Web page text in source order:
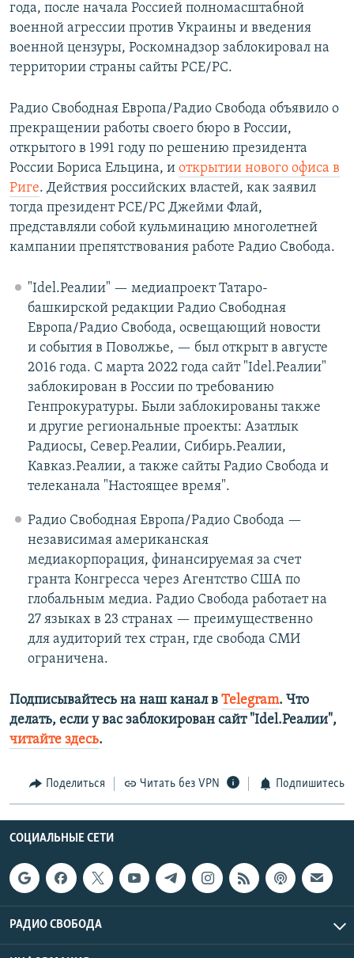
года, после начала Россией полномасштабной
военной агрессии против Украины и введения
военной цензуры, Роскомнадзор заблокировал на
территории страны сайты РСЕ/РС.
Радио Свободная Европа/Радио Свобода объявило о
прекращении работы своего бюро в России,
открытого в 1991 году по решению президента
России Бориса Ельцина, и открытии нового офиса в
Риге. Действия российских властей, как заявил
тогда президент РСЕ/РС Джейми Флай,
представляли собой кульминацию многолетней
кампании препятствования работе Радио Свобода.
"Idel.Реалии" — медиапроект Татаро-
башкирской редакции Радио Свободная
Европа/Радио Свобода, освещающий новости
и события в Поволжье, — был открыт в августе
2016 года. С марта 2022 года сайт "Idel.Реалии"
заблокирован в России по требованию
Генпрокуратуры. Были заблокированы также
и другие региональные проекты: Азатлык
Радиосы, Север.Реалии, Сибирь.Реалии,
Кавказ.Реалии, а также сайты Радио Свобода и
телеканала "Настоящее время".
Радио Свободная Европа/Радио Свобода —
независимая американская
медиакорпорация, финансируемая за счет
гранта Конгресса через Агентство США по
глобальным медиа. Радио Свобода работает на
27 языках в 23 странах — преимущественно
для аудиторий тех стран, где свобода СМИ
ограничена.
Подписывайтесь на наш канал в Telegram. Что
делать, если у вас заблокирован сайт "Idel.Реалии",
читайте здесь.
Поделиться Читать без VPN Подпишитесь
СОЦИАЛЬНЫЕ СЕТИ
РАДИО СВОБОДА